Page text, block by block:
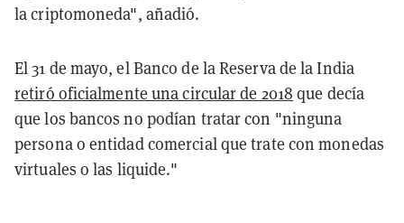
la criptomoneda", añadió.
El 31 de mayo, el Banco de la Reserva de la India
retiró oficialmente una circular de 2018 que decía
que los bancos no podían tratar con "ninguna
persona o entidad comercial que trate con monedas
virtuales o las liquide."